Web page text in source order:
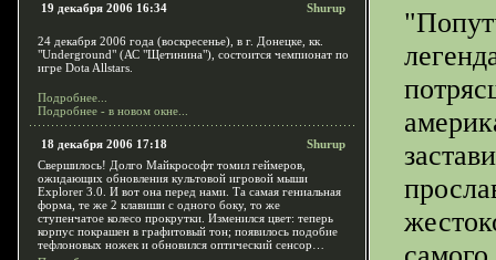
19 декабря 2006 16:34 Shurup
24 декабря 2006 года (воскресенье), в г. Донецке, кк.
"Underground" (АС "Щетинина"), состоится чемпионат по
игре Dota Allstars.
Подробнее...
Подробнее - в новом окне...
18 декабря 2006 17:18
Shurup
Свершилось! Долго Майкрософт томил геймеров,
ожидающих обновления культовой игровой мыши
Explorer 3.0. И вот она перед нами. Та самая гениальная
форма, те же 2 клавиши с одного боку, то же
ступенчатое колесо прокрутки. Изменился цвет: теперь
корпус покрашен в графитовый тон; появилось подобие
тефлоновых ножек и обновился оптический сенсор…